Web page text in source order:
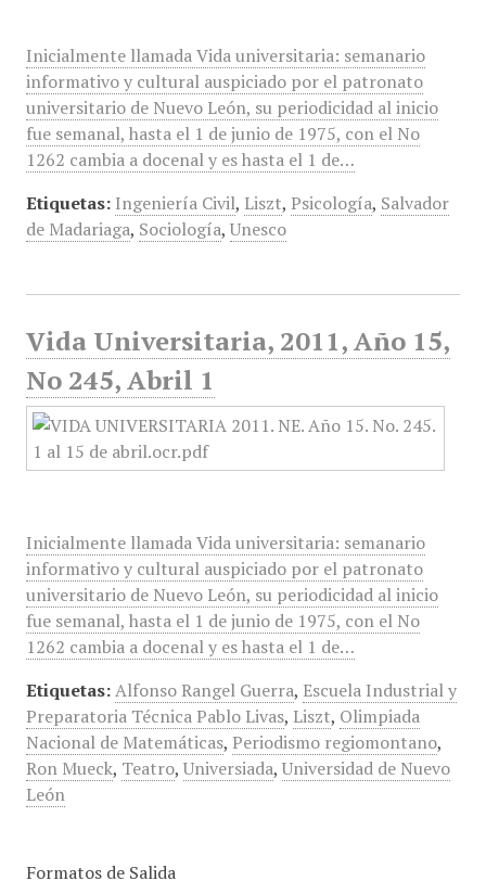
Inicialmente llamada Vida universitaria: semanario
informativo y cultural auspiciado por el patronato
universitario de Nuevo León, su periodicidad al inicio
fue semanal, hasta el 1 de junio de 1975, con el No
1262 cambia a docenal y es hasta el 1 de…
Etiquetas: Ingeniería Civil, Liszt, Psicología, Salvador
de Madariaga, Sociología, Unesco
Vida Universitaria, 2011, Año 15,
No 245, Abril 1
Inicialmente llamada Vida universitaria: semanario
informativo y cultural auspiciado por el patronato
universitario de Nuevo León, su periodicidad al inicio
fue semanal, hasta el 1 de junio de 1975, con el No
1262 cambia a docenal y es hasta el 1 de…
Etiquetas: Alfonso Rangel Guerra, Escuela Industrial y
Preparatoria Técnica Pablo Livas, Liszt, Olimpiada
Nacional de Matemáticas, Periodismo regiomontano,
Ron Mueck, Teatro, Universiada, Universidad de Nuevo
León
Formatos de Salida